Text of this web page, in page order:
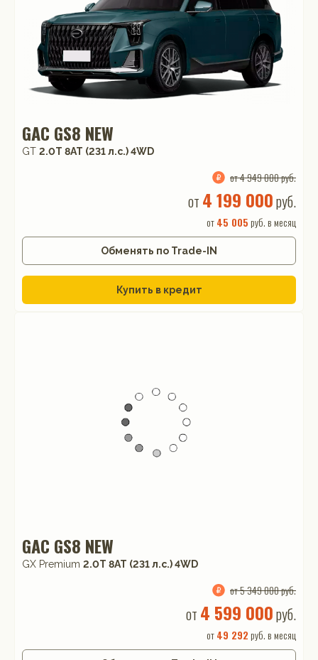
GAC GS8 NEW
GT 2.0T 8AT (231 л.с.) 4WD
от 4 949 000 руб.
от 4 199 000руб.
от45 005 руб. в месяц
Обменять по Trade-IN
Купить в кредит
GAC GS8 NEW
GX Premium 2.0T 8AT (231 л.с.) 4WD
от 5 349 000 руб.
от 4 599 000руб.
от49 292 руб. в месяц